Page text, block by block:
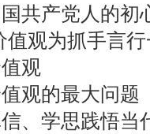
产党人的初
观为抓手言
观
的最大问题
学思践悟当